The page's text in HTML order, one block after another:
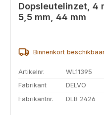
Dopsleutelinzet, 4
5,5 mm, 44 mm
Binnenkort
Artikelnr.
WL11395
Fabrikant
DELVO
Fabrikantnr.
DLB 2426